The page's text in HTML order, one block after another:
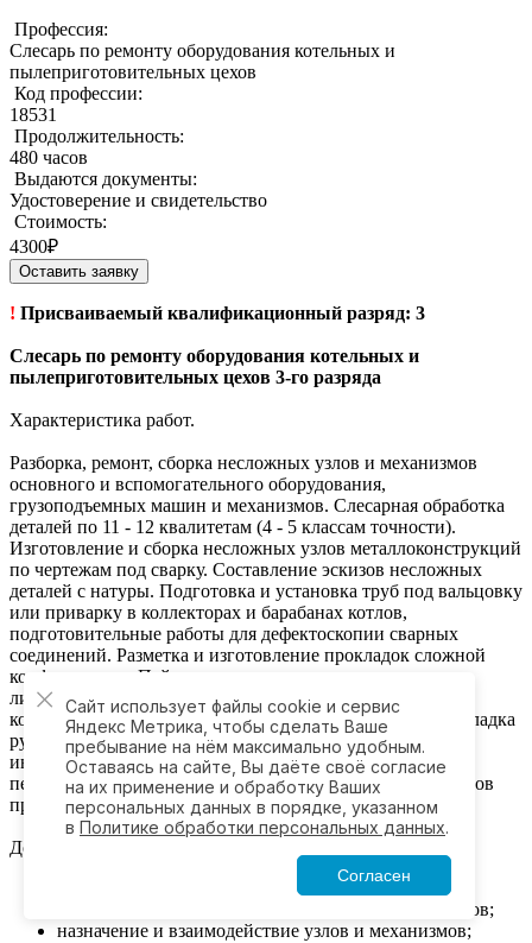
Профессия:
Слесарь по ремонту оборудования котельных и
пылеприготовительных цехов
Код профессии:
18531
Продолжительность:
480 часов
Выдаются документы:
Удостоверение и свидетельство
Стоимость:
4300₽
Оставить заявку
! Присваиваемый квалификационный разряд: 3
Слесарь по ремонту оборудования котельных и
пылеприготовительных цехов 3-го разряда
Характеристика работ.
Разборка, ремонт, сборка несложных узлов и механизмов
основного и вспомогательного оборудования,
грузоподъемных машин и механизмов. Слесарная обработка
деталей по 11 - 12 квалитетам (4 - 5 классам точности).
Изготовление и сборка несложных узлов металлоконструкций
по чертежам под сварку. Составление эскизов несложных
деталей с натуры. Подготовка и установка труб под вальцовку
или приварку в коллекторах и барабанах котлов,
подготовительные работы для дефектоскопии сварных
соединений. Разметка и изготовление прокладок сложной
конфигурации. Пайка оловом, газовая резка и сварка
листового и профилированного металла несложной
конфигурации, газовая резка трубопровода. Ремонт и наладка
ручного, пневматического и электрифицированного
инструмента. Выполнение такелажных работ по
перемещению, сборке, разборке, установке деталей и узлов
при помощи простых средств механизации.
Должен знать:
устройство ремонтируемого оборудования,
применяемых грузоподъемных машин и механизмов;
назначение и взаимодействие узлов и механизмов;
Сайт использует файлы cookie и сервис
Яндекс Метрика, чтобы сделать Ваше
пребывание на нём максимально удобным.
Оставаясь на сайте, Вы даёте своё согласие
на их применение и обработку Ваших
персональных данных в порядке, указанном
в Политике обработки персональных данных.
Согласен